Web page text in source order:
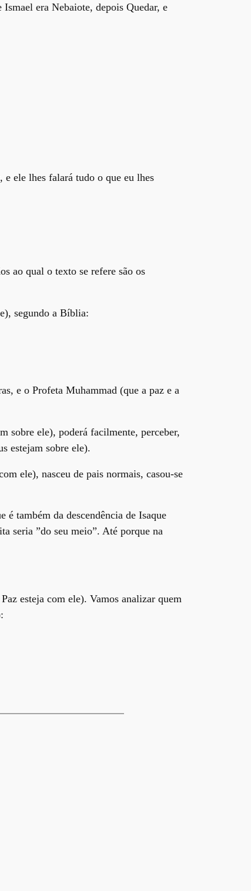
Ismael era Nebaiote, depois Quedar, e
ele lhes falará tudo o que eu lhes
ao qual o texto se refere são os
segundo a Bíblia:
e o Profeta Muhammad (que a paz e a
sobre ele), poderá facilmente, perceber,
estejam sobre ele).
ele), nasceu de pais normais, casou-se
é também da descendência de Isaque
seria ”do seu meio”. Até porque na
esteja com ele). Vamos analizar quem